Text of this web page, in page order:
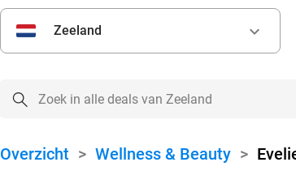
Zeeland keyboard_arrow_down
Overzicht > Wellness & Beauty >